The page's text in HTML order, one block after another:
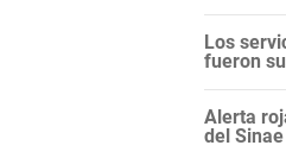
Los
fueron
Alerta
del Sinae